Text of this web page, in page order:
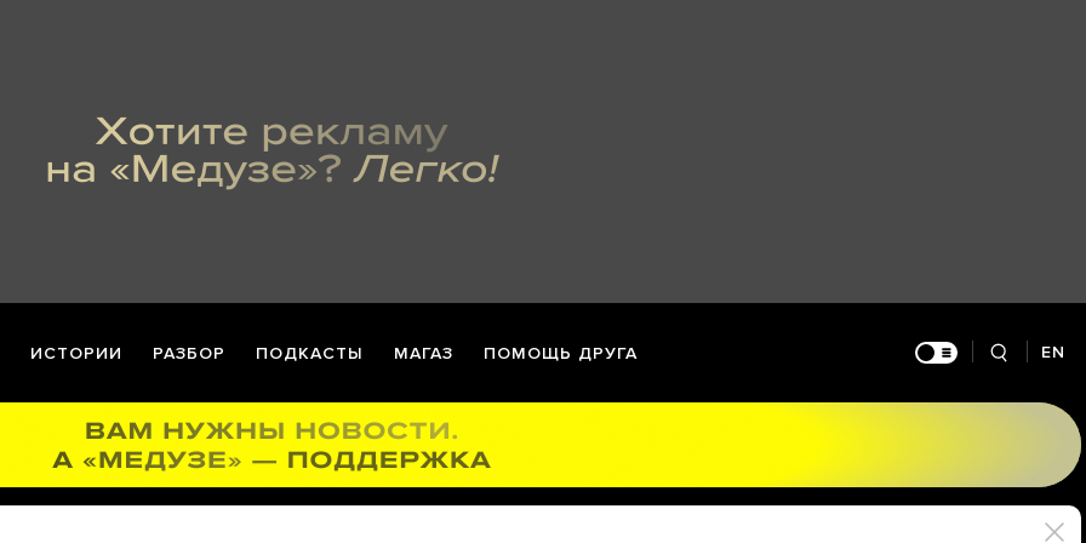
ИСТОРИИ РАЗБОР ПОДКАСТЫ МАГАЗ ПОМОЩЬ ДРУГА EN